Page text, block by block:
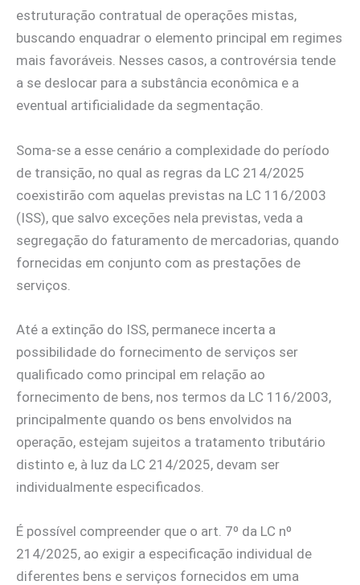
estruturação contratual de operações mistas,
buscando enquadrar o elemento principal em regimes
mais favoráveis. Nesses casos, a controvérsia tende
a se deslocar para a substância econômica e a
eventual artificialidade da segmentação.
Soma-se a esse cenário a complexidade do período
de transição, no qual as regras da LC 214/2025
coexistirão com aquelas previstas na LC 116/2003
(ISS), que salvo exceções nela previstas, veda a
segregação do faturamento de mercadorias, quando
fornecidas em conjunto com as prestações de
serviços.
Até a extinção do ISS, permanece incerta a
possibilidade do fornecimento de serviços ser
qualificado como principal em relação ao
fornecimento de bens, nos termos da LC 116/2003,
principalmente quando os bens envolvidos na
operação, estejam sujeitos a tratamento tributário
distinto e, à luz da LC 214/2025, devam ser
individualmente especificados.
É possível compreender que o art. 7º da LC nº
214/2025, ao exigir a especificação individual de
diferentes bens e serviços fornecidos em uma